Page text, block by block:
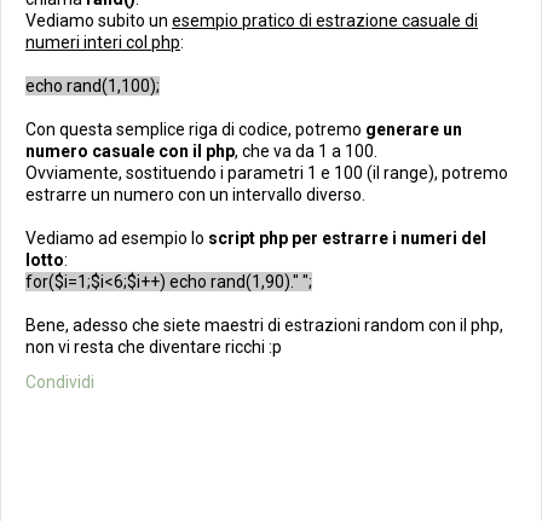
Vediamo subito un esempio pratico di estrazione casuale di
numeri interi col php:
echo rand(1,100);
Con questa semplice riga di codice, potremo generare un
numero casuale con il php, che va da 1 a 100.
Ovviamente, sostituendo i parametri 1 e 100 (il range), potremo
estrarre un numero con un intervallo diverso.
Vediamo ad esempio lo script php per estrarre i numeri del
lotto:
for($i=1;$i<6;$i++) echo rand(1,90)." ";
Bene, adesso che siete maestri di estrazioni random con il php,
non vi resta che diventare ricchi :p
Condividi